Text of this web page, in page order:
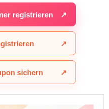
registrieren ↗
↗
sichern ↗